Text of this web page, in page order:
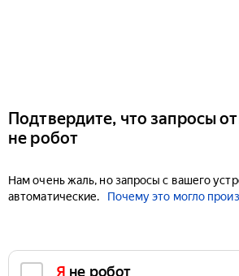
Подтвердите, что запросы
не робот
Нам очень жаль, но запросы с вашего
автоматические.
Почему это могло
Я не робот